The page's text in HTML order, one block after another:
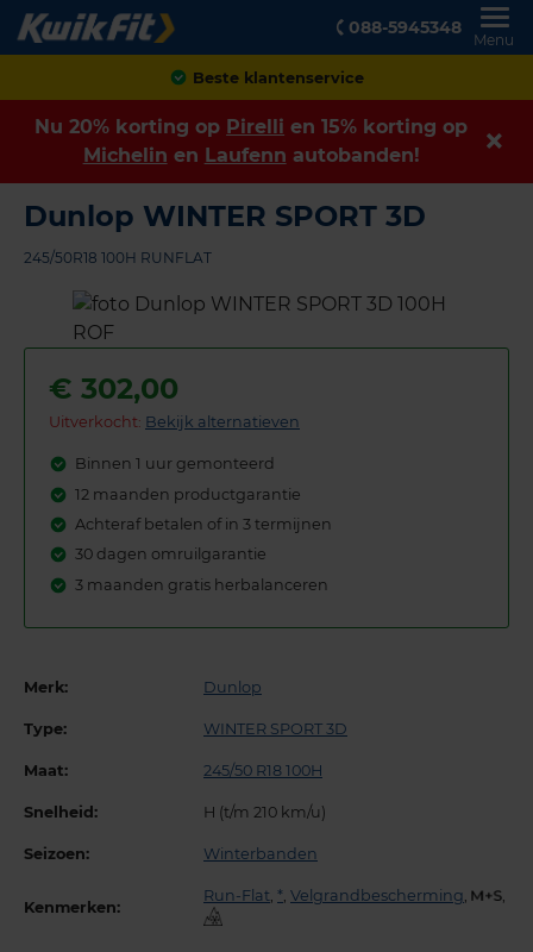
088-5945348
Menu
Achteraf betalen
Nu 20% korting op Pirelli en 15% korting op
Michelin en Laufenn autobanden!
Dunlop WINTER SPORT 3D
245/50R18 100H RUNFLAT
€ 302,00
Uitverkocht: Bekijk alternatieven
Binnen 1 uur gemonteerd
12 maanden productgarantie
Achteraf betalen of in 3 termijnen
30 dagen omruilgarantie
3 maanden gratis herbalanceren
Merk: Dunlop
Type: WINTER SPORT 3D
Maat: 245/50 R18 100H
Snelheid: H (t/m 210 km/u)
Seizoen: Winterbanden
Kenmerken:
Run-Flat, *, Velgrandbescherming, ,